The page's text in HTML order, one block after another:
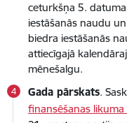
ceturkšņa 5.
iestāšanās naudu
biedra iestāšanās
attiecīgajā
mēnešalgu.
Gada pārskats.
finansēšanas likuma